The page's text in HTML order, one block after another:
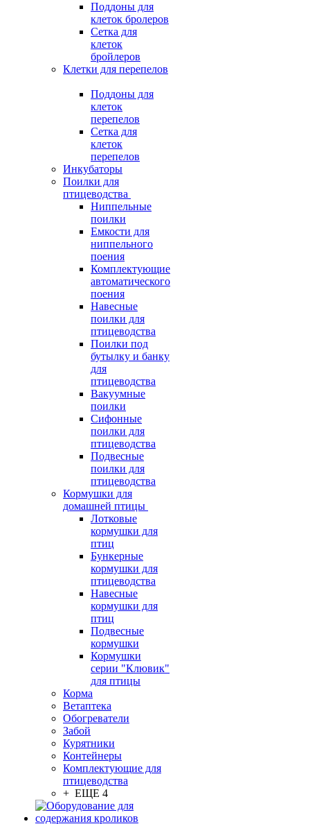
Поддоны для
клеток бролеров
Сетка для
клеток
бройлеров
Клетки для перепелов
Поддоны для
клеток
перепелов
Сетка для
клеток
перепелов
Инкубаторы
Поилки для
птицеводства
Ниппельные
поилки
Емкости для
ниппельного
поения
Комплектующие
автоматического
поения
Навесные
поилки для
птицеводства
Поилки под
бутылку и банку
для
птицеводства
Вакуумные
поилки
Сифонные
поилки для
птицеводства
Подвесные
поилки для
птицеводства
Кормушки для
домашней птицы
Лотковые
кормушки для
птиц
Бункерные
кормушки для
птицеводства
Навесные
кормушки для
птиц
Подвесные
кормушки
Кормушки
серии "Клювик"
для птицы
Корма
Ветаптека
Обогреватели
Забой
Курятники
Контейнеры
Комплектующие для
птицеводства
+ ЕЩЕ 4